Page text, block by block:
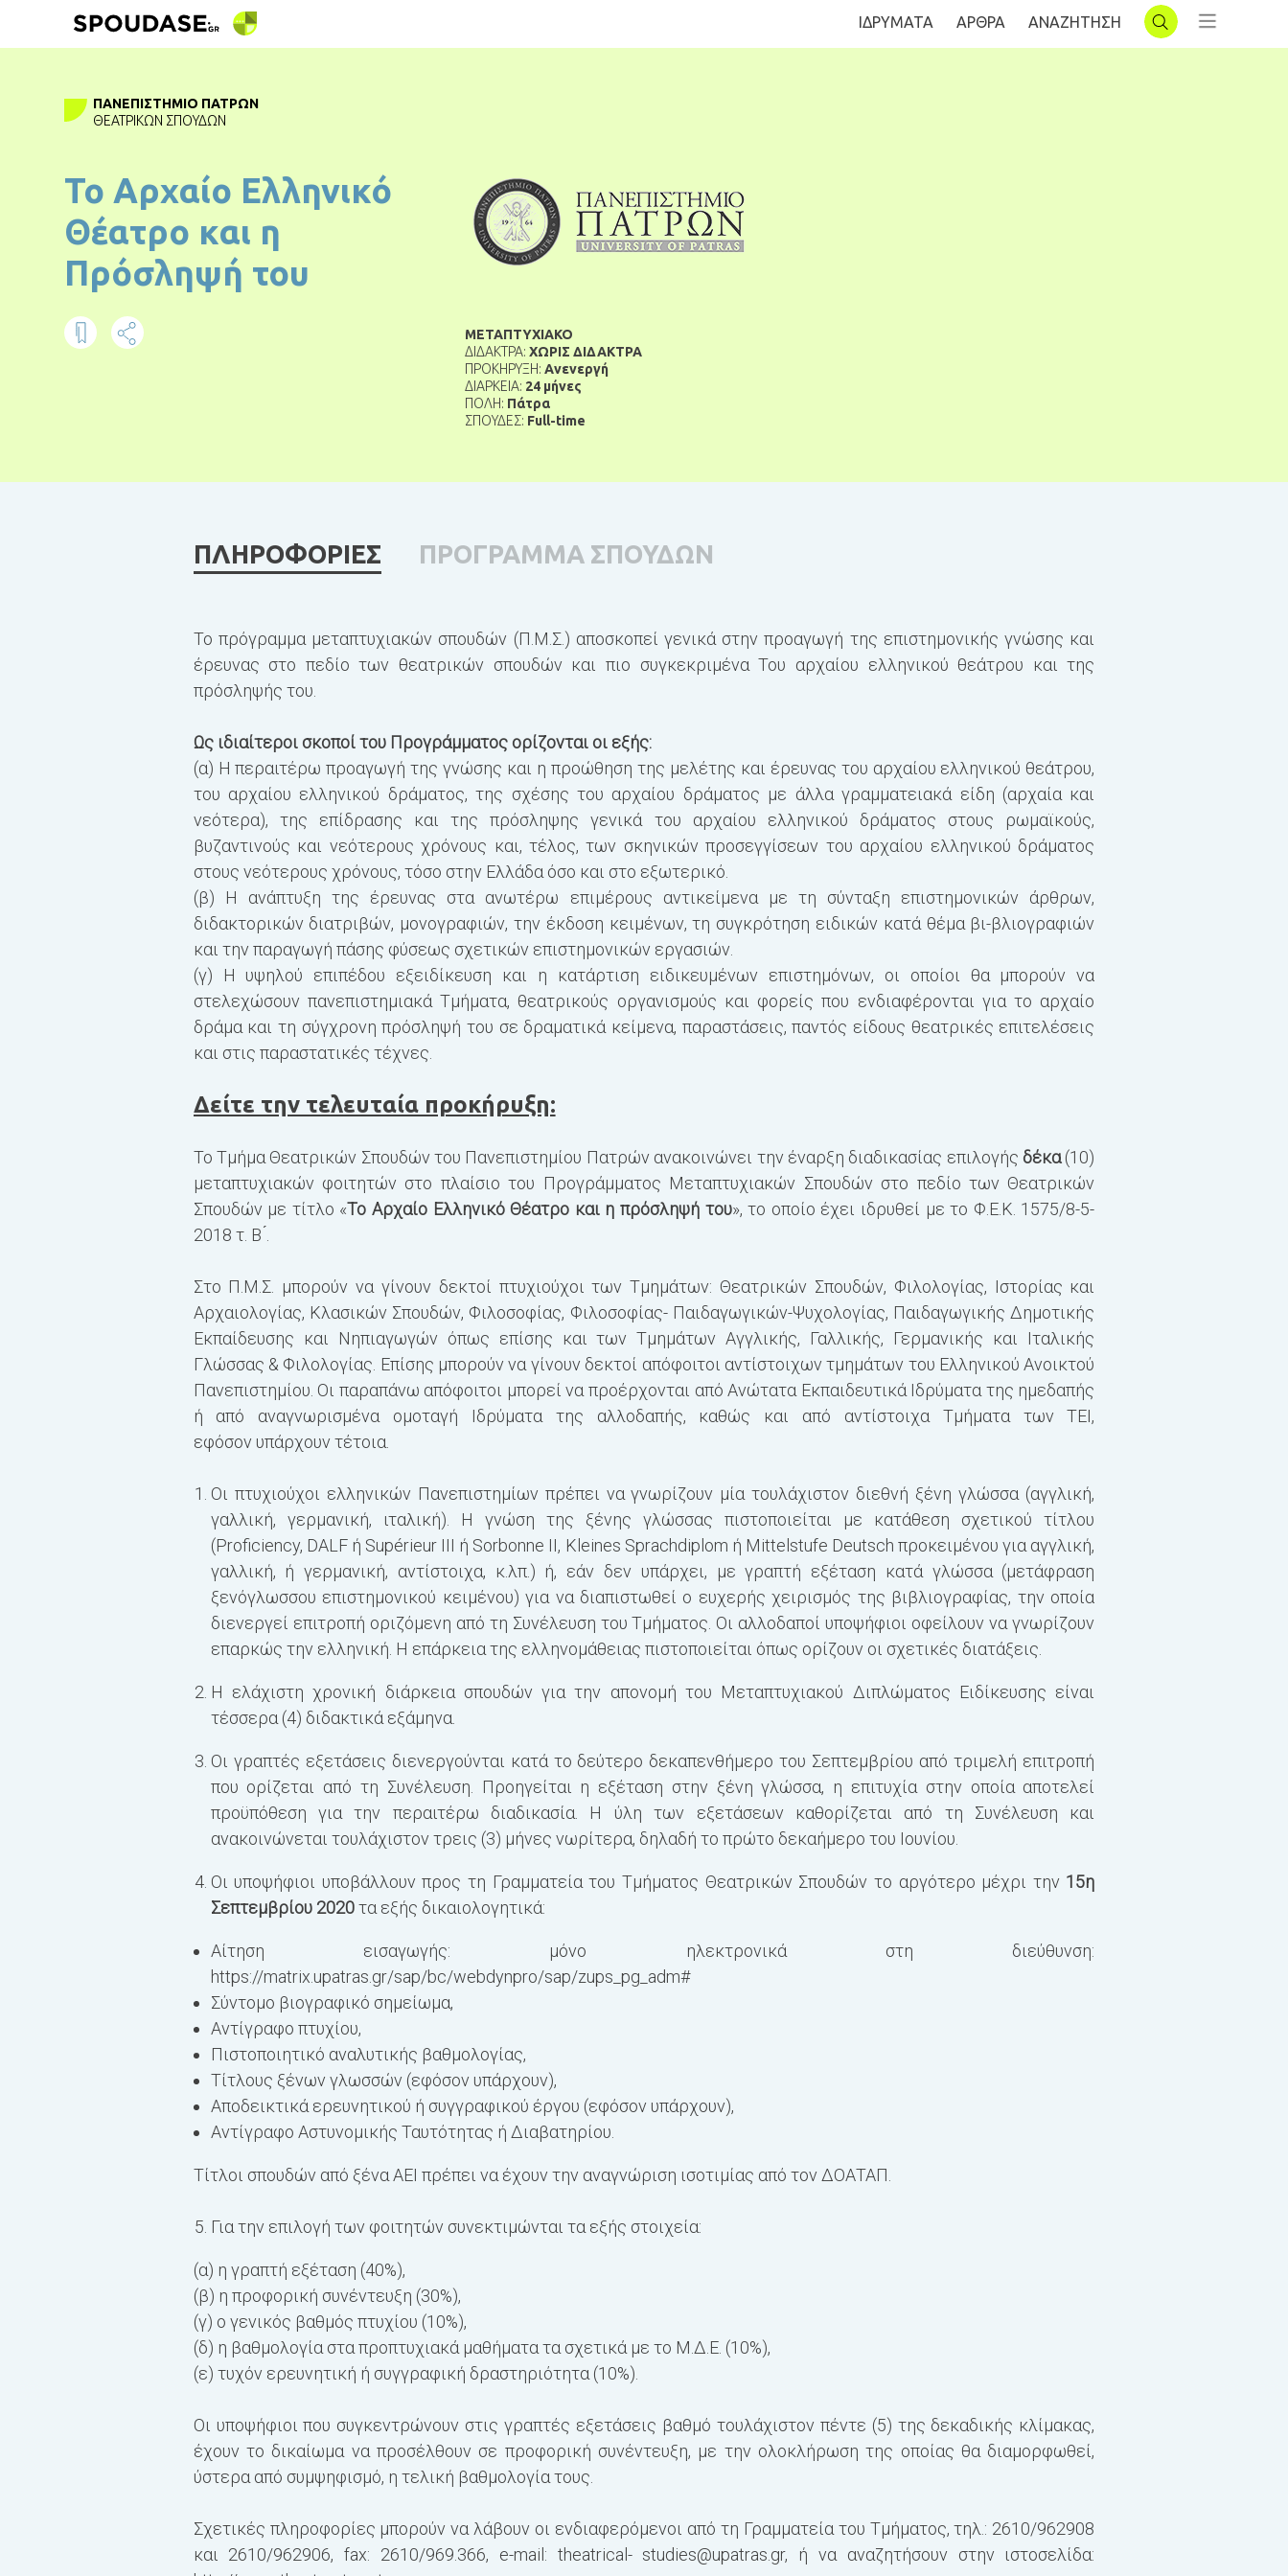
ΙΔΡΥΜΑΤΑ AΡΘΡΑ ΑΝΑΖΗΤΗΣΗ
ΠΑΝΕΠΙΣΤΉΜΙΟ ΠΑΤΡΏΝ
ΘΕΑΤΡΙΚΏΝ ΣΠΟΥΔΏΝ
Το Αρχαίο Ελληνικό
Θέατρο και η
Πρόσληψή του
ΜΕΤΑΠΤΥΧΙΑΚΟ
ΔΙΔΑΚΤΡΑ:ΧΩΡΙΣ ΔΙΔΑΚΤΡΑ
ΠΡΟΚΗΡΥΞΗ:Ανενεργή
ΔΙΑΡΚΕΙΑ: 24 μήνες
ΠΟΛΗ: Πάτρα
ΣΠΟΥΔΕΣ: Full-time
ΠΛΗΡΟΦΟΡΙΕΣ ΠΡΟΓΡΑΜΜΑ ΣΠΟΥΔΩΝ
Το πρόγραμμα μεταπτυχιακών σπουδών (Π.Μ.Σ.) αποσκοπεί γενικά στην προαγωγή της επιστημονικής γνώσης και
έρευνας στο πεδίο των θεατρικών σπουδών και πιο συγκεκριμένα Του αρχαίου ελληνικού θεάτρου και της
πρόσληψής του.
Ως ιδιαίτεροι σκοποί του Προγράμματος ορίζονται οι εξής:
(α) Η περαιτέρω προαγωγή της γνώσης και η προώθηση της μελέτης και έρευνας του αρχαίου ελληνικού θεάτρου,
του αρχαίου ελληνικού δράματος, της σχέσης του αρχαίου δράματος με άλλα γραμματειακά είδη (αρχαία και
νεότερα), της επίδρασης και της πρόσληψης γενικά του αρχαίου ελληνικού δράματος στους ρωμαϊκούς,
βυζαντινούς και νεότερους χρόνους και, τέλος, των σκηνικών προσεγγίσεων του αρχαίου ελληνικού δράματος
στους νεότερους χρόνους, τόσο στην Ελλάδα όσο και στο εξωτερικό.
(β) Η ανάπτυξη της έρευνας στα ανωτέρω επιμέρους αντικείμενα με τη σύνταξη επιστημονικών άρθρων,
διδακτορικών διατριβών, μονογραφιών, την έκδοση κειμένων, τη συγκρότηση ειδικών κατά θέμα βι-βλιογραφιών
και την παραγωγή πάσης φύσεως σχετικών επιστημονικών εργασιών.
(γ) Η υψηλού επιπέδου εξειδίκευση και η κατάρτιση ειδικευμένων επιστημόνων, οι οποίοι θα μπορούν να
στελεχώσουν πανεπιστημιακά Τμήματα, θεατρικούς οργανισμούς και φορείς που ενδιαφέρονται για το αρχαίο
δράμα και τη σύγχρονη πρόσληψή του σε δραματικά κείμενα, παραστάσεις, παντός είδους θεατρικές επιτελέσεις
και στις παραστατικές τέχνες.
Δείτε την τελευταία προκήρυξη:
Το Τμήμα Θεατρικών Σπουδών του Πανεπιστημίου Πατρών ανακοινώνει την έναρξη διαδικασίας επιλογής δέκα(10)
μεταπτυχιακών φοιτητών στο πλαίσιο του Προγράμματος Μεταπτυχιακών Σπουδών στο πεδίο των Θεατρικών
Σπουδών με τίτλο «Το Αρχαίο Ελληνικό Θέατρο και η πρόσληψή του», το οποίο έχει ιδρυθεί με το Φ.Ε.Κ. 1575/8-5-
2018 τ. Β ́
Στο Π.Μ.Σ. μπορούν να γίνουν δεκτοί πτυχιούχοι των Τμημάτων: Θεατρικών Σπουδών, Φιλολογίας, Ιστορίας και
Αρχαιολογίας, Κλασικών Σπουδών, Φιλοσοφίας, Φιλοσοφίας- Παιδαγωγικών-Ψυχολογίας, Παιδαγωγικής Δημοτικής
Εκπαίδευσης και Νηπιαγωγών όπως επίσης και των Τμημάτων Αγγλικής, Γαλλικής, Γερμανικής και Ιταλικής
Γλώσσας & Φιλολογίας. Επίσης μπορούν να γίνουν δεκτοί απόφοιτοι αντίστοιχων τμημάτων του Ελληνικού Ανοικτού
Πανεπιστημίου. Οι παραπάνω απόφοιτοι μπορεί να προέρχονται από Ανώτατα Εκπαιδευτικά Ιδρύματα της ημεδαπής
ή από αναγνωρισμένα ομοταγή Ιδρύματα της αλλοδαπής, καθώς και από αντίστοιχα Τμήματα των ΤΕΙ,
εφόσονυπάρχουν τέτοια.
Οι πτυχιούχοι ελληνικών Πανεπιστημίων πρέπει να γνωρίζουν μία τουλάχιστον διεθνή ξένη γλώσσα (αγγλική,
γαλλική, γερμανική, ιταλική). Η γνώση της ξένης γλώσσας πιστοποιείται με κατάθεση σχετικού τίτλου
(Proficiency, DALF ή Supérieur III ή Sorbonne II, Kleines Sprachdiplom ή Mittelstufe Deutsch προκειμένου για αγγλική,
γαλλική, ή γερμανική, αντίστοιχα, κ.λπ.) ή, εάν δεν υπάρχει, με γραπτή εξέταση κατά γλώσσα (μετάφραση
ξενόγλωσσου επιστημονικού κειμένου) για να διαπιστωθεί ο ευχερής χειρισμός της βιβλιογραφίας, την οποία
διενεργεί επιτροπή οριζόμενη από τη Συνέλευση του Τμήματος. Οι αλλοδαποί υποψήφιοι οφείλουν να γνωρίζουν
επαρκώς την ελληνική. Η επάρκεια της ελληνομάθειας πιστοποιείται όπως ορίζουν οι σχετικές διατάξεις.
Η ελάχιστη χρονική διάρκεια σπουδών για την απονομή του Μεταπτυχιακού Διπλώματος Ειδίκευσης είναι
τέσσερα (4) διδακτικά εξάμηνα.
Οι γραπτές εξετάσεις διενεργούνται κατά το δεύτερο δεκαπενθήμερο του Σεπτεμβρίου από τριμελή επιτροπή
που ορίζεται από τη Συνέλευση. Προηγείται η εξέταση στην ξένη γλώσσα, η επιτυχία στην οποία αποτελεί
προϋπόθεση για την περαιτέρω διαδικασία. Η ύλη των εξετάσεων καθορίζεται από τη Συνέλευση και
ανακοινώνεται τουλάχιστον τρεις (3) μήνες νωρίτερα, δηλαδή το πρώτο δεκαήμερο του Ιουνίου.
Οι υποψήφιοι υποβάλλουν προς τη Γραμματεία του Τμήματος Θεατρικών Σπουδών το αργότερο μέχρι την 15η
Σεπτεμβρίου 2020τα εξής δικαιολογητικά:
Αίτηση εισαγωγής: μόνο ηλεκτρονικά στη διεύθυνση:
https://matrix.upatras.gr/sap/bc/webdynpro/sap/zups_pg_adm#
Σύντομο βιογραφικό σημείωμα,
Αντίγραφο πτυχίου,
Πιστοποιητικό αναλυτικής βαθμολογίας,
Τίτλους ξένων γλωσσών (εφόσον υπάρχουν),
Αποδεικτικά ερευνητικού ή συγγραφικού έργου (εφόσον υπάρχουν),
Αντίγραφο Αστυνομικής Ταυτότητας ή Διαβατηρίου.
Τίτλοι σπουδών από ξένα ΑΕΙ πρέπει να έχουν την αναγνώριση ισοτιμίας από τον ΔΟΑΤΑΠ.
Για την επιλογή των φοιτητών συνεκτιμώνται τα εξής στοιχεία:
(α) η γραπτή εξέταση (40%),
(β) η προφορική συνέντευξη (30%),
(γ) ο γενικός βαθμός πτυχίου (10%),
(δ) η βαθμολογία στα προπτυχιακά μαθήματα τα σχετικά με το Μ.Δ.Ε. (10%),
(ε) τυχόν ερευνητική ή συγγραφική δραστηριότητα (10%).
Οι υποψήφιοι που συγκεντρώνουν στις γραπτές εξετάσεις βαθμό τουλάχιστον πέντε (5) της δεκαδικής κλίμακας,
έχουν το δικαίωμα να προσέλθουν σε προφορική συνέντευξη, με την ολοκλήρωση της οποίας θα διαμορφωθεί,
ύστερα από συμψηφισμό, η τελική βαθμολογία τους.
Σχετικές πληροφορίες μπορούν να λάβουν οι ενδιαφερόμενοι από τη Γραμματεία του Τμήματος, τηλ.: 2610/962908
και 2610/962906, fax: 2610/969.366, e-mail: theatrical- studies@upatras.gr, ή να αναζητήσουν στην ιστοσελίδα: